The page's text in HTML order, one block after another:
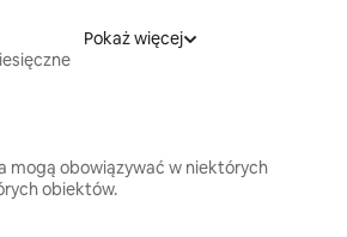
Pokaż więcej
mogą obowiązywać w niektórych
obiektów.